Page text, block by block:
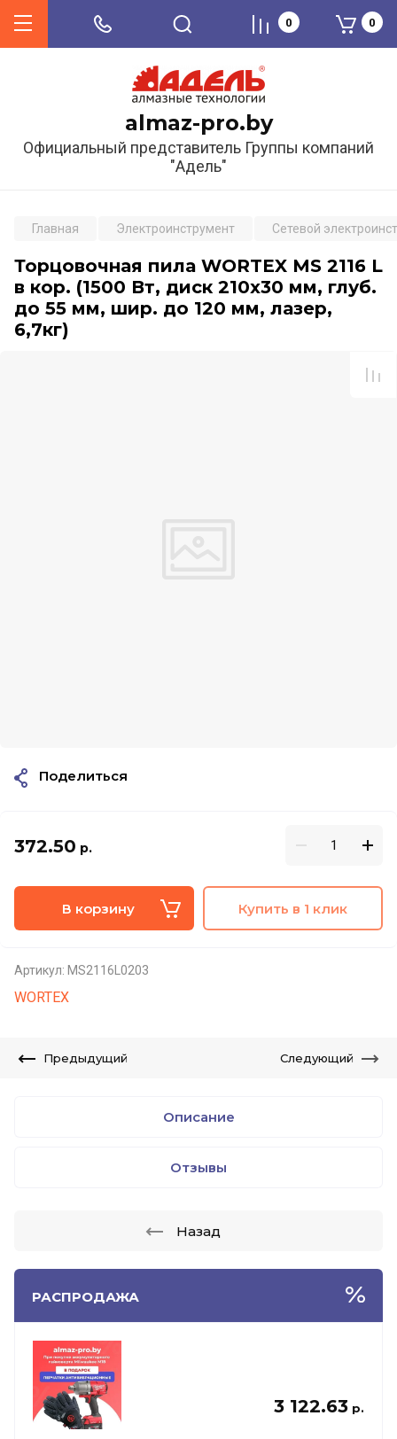
almaz-pro.by
Официальный представитель Группы компаний
"Адель"
0 0
РАСПРОДАЖА
3 122.63 р.
Главная Электроинструмент Сетевой
Торцовочная пила WORTEX MS 2116 L
в кор. (1500 Вт, диск 210х30 мм, глуб.
до 55 мм, шир. до 120 мм, лазер,
6,7кг)
372.50 р.
В корзину Купить в 1 клик
Артикул: MS2116L0203
WORTEX
Поделиться
Предыдущий Следующий
Описание
Отзывы
Назад